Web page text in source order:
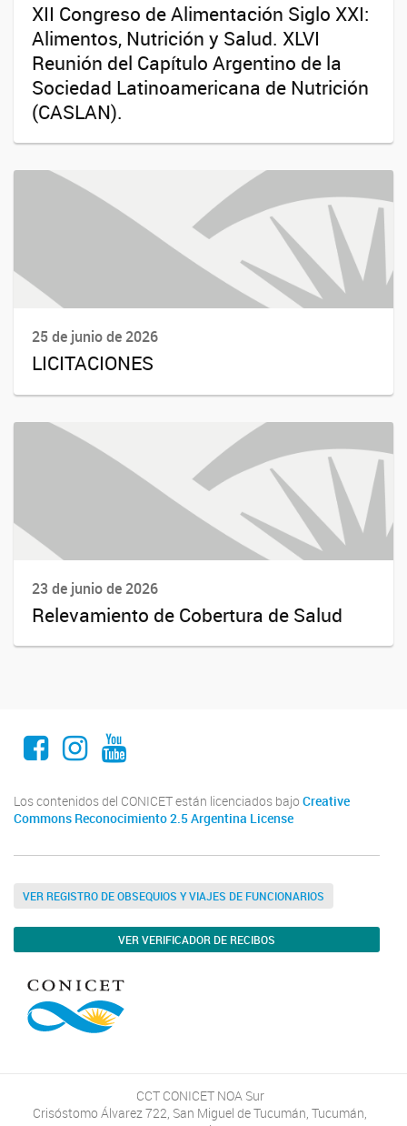
XII Congreso de Alimentación Siglo XXI:
Alimentos, Nutrición y Salud. XLVI
Reunión del Capítulo Argentino de la
Sociedad Latinoamericana de Nutrición
(CASLAN).
25 de junio de 2026
LICITACIONES
23 de junio de 2026
Relevamiento de Cobertura de Salud
Facebook
Instagram
Youtube
Los contenidos del CONICET están licenciados bajo Creative
Commons Reconocimiento 2.5 Argentina License
VER REGISTRO DE OBSEQUIOS Y VIAJES DE FUNCIONARIOS
VER VERIFICADOR DE RECIBOS
CCT CONICET NOA Sur
Crisóstomo Álvarez 722, San Miguel de Tucumán, Tucumán,